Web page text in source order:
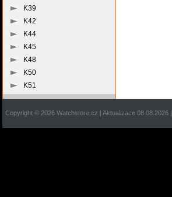
K39
K42
K44
K45
K48
K50
K51
Copyright © 2026 Watchstore.cz | Aktualizace 08.08.2026 |